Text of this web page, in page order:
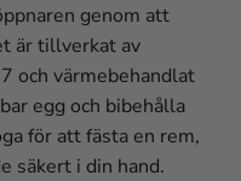
genom att
är tillverkat av
och värmebehandlat
egg och bibehålla
för att fästa en rem,
säkert i din hand.